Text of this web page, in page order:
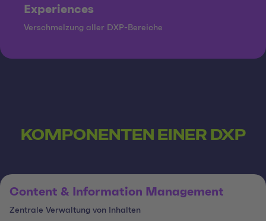
Experiences
Verschmelzung aller DXP-Bereiche
KOMPONENTEN EINER DXP
Content & Information Management
Zentrale Verwaltung von Inhalten